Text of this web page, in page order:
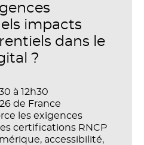
compétences, la
des
impacts
dans le
?
à 12h30
de France
les exigences
certifications RNCP
accessibilité,